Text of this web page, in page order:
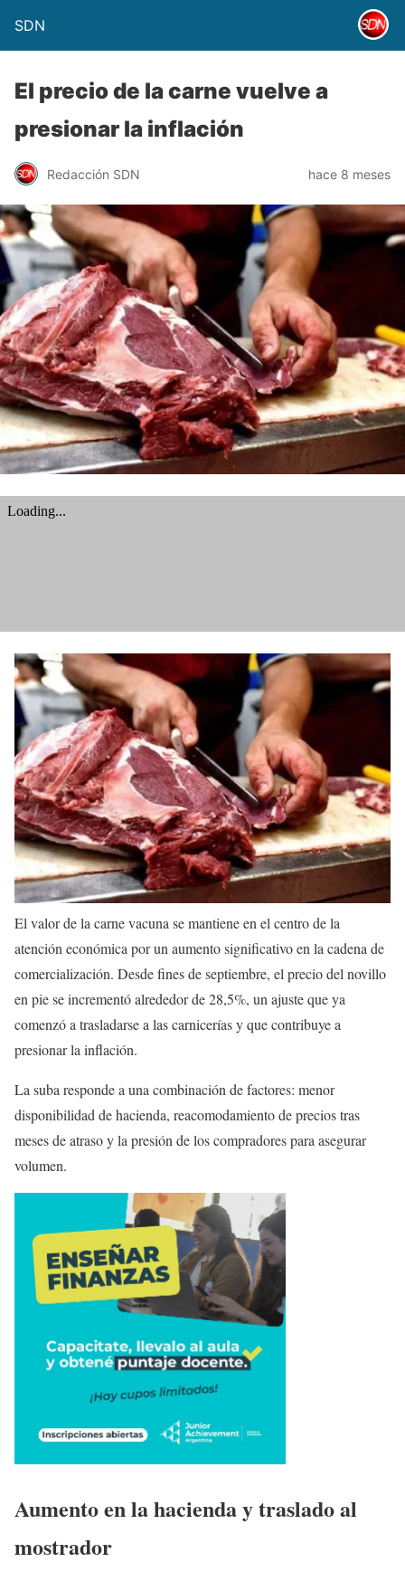
SDN
El precio de la carne vuelve a
presionar la inflación
Redacción SDN hace 8 meses
El valor de la carne vacuna se mantiene en el centro de la
atención económica por un aumento significativo en la cadena de
comercialización. Desde fines de septiembre, el precio del novillo
en pie se incrementó alrededor de 28,5%, un ajuste que ya
comenzó a trasladarse a las carnicerías y que contribuye a
presionar la inflación.
La suba responde a una combinación de factores: menor
disponibilidad de hacienda, reacomodamiento de precios tras
meses de atraso y la presión de los compradores para asegurar
volumen.
Aumento en la hacienda y traslado al
mostrador